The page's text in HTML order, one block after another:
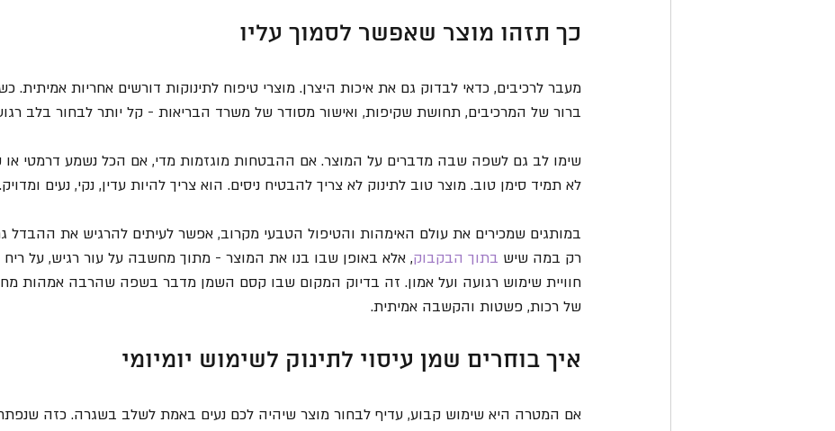
כך תזהו מוצר שאפשר לסמוך עליו
מעבר לרכיבים, כדאי לבדוק גם את איכות היצרן. מוצרי טיפוח לתינוקות דורשים אחריות אמיתית.
ברור של המרכיבים, תחושת שקיפות, ואישור מסודר של משרד הבריאות - קל יותר לבחור בלב
שימו לב גם לשפה שבה מדברים על המוצר. אם ההבטחות מוגזמות מדי, אם הכל נשמע דרמטי או
לא תמיד סימן טוב. מוצר טוב לתינוק לא צריך להבטיח ניסים. הוא צריך להיות עדין, נקי, נעים ומדויק.
במותגים שמכירים את עולם האימהות והטיפול הטבעי מקרוב, אפשר לעיתים להרגיש את ההבדל
רק במה שיש בתוך הבקבוק, אלא באופן שבו בנו את המוצר - מתוך מחשבה על עור רגיש, על ריח
חוויית שימוש רגועה ועל אמון. זה בדיוק המקום שבו קסם השמן מדבר בשפה שהרבה אמהות
של רכות, פשטות והקשבה אמיתית.
איך בוחרים שמן עיסוי לתינוק לשימוש יומיומי
אם המטרה היא שימוש קבוע, עדיף לבחור מוצר שיהיה לכם נעים באמת לשלב בשגרה. כזה